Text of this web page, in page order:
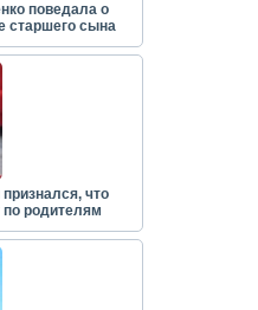
поведала о
старшего сына
что
по родителям